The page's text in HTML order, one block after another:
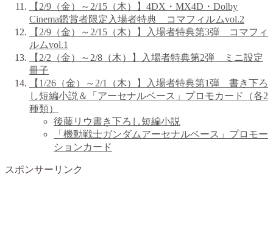
【2/9（金）～2/15（木）】4DX・MX4D・Dolby
Cinema鑑賞者限定入場者特典 コマフィルムvol.2
【2/9（金）～2/15（木）】入場者特典第3弾 コマフィ
ルムvol.1
【2/2（金）～2/8（木）】入場者特典第2弾 ミニ設定
冊子
【1/26（金）～2/1（木）】入場者特典第1弾 書き下ろ
し短編小説＆「アーセナルベース」プロモカード（各2
種類）
後藤リウ書き下ろし短編小説
「機動戦士ガンダムアーセナルベース」プロモー
ションカード
スポンサーリンク